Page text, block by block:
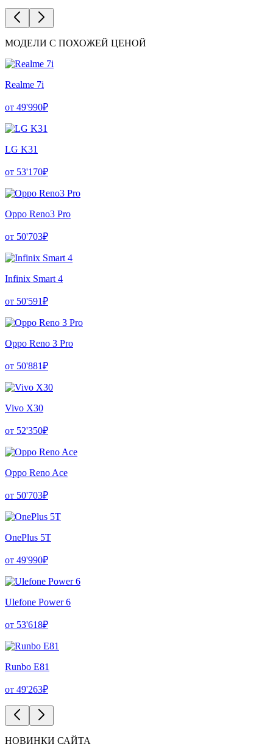
МОДЕЛИ С ПОХОЖЕЙ ЦЕНОЙ
Realme 7i
от 49'990₽
LG K31
от 53'170₽
Oppo Reno3 Pro
от 50'703₽
Infinix Smart 4
от 50'591₽
Oppo Reno 3 Pro
от 50'881₽
Vivo X30
от 52'350₽
Oppo Reno Ace
от 50'703₽
OnePlus 5T
от 49'990₽
Ulefone Power 6
от 53'618₽
Runbo E81
от 49'263₽
НОВИНКИ САЙТА